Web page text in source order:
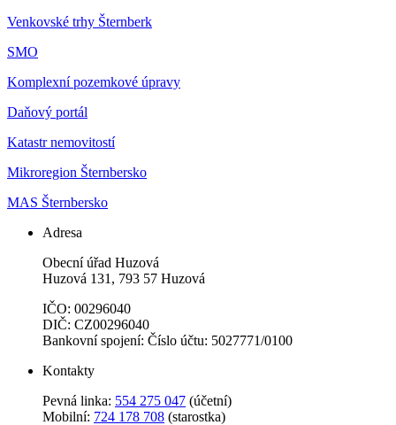
Venkovské trhy Šternberk
SMO
Komplexní pozemkové úpravy
Daňový portál
Katastr nemovitostí
Mikroregion Šternbersko
MAS Šternbersko
Adresa
Obecní úřad Huzová
Huzová 131, 793 57 Huzová
IČO: 00296040
DIČ: CZ00296040
Bankovní spojení: Číslo účtu: 5027771/0100
Kontakty
Pevná linka: 554 275 047 (účetní)
Mobilní: 724 178 708 (starostka)